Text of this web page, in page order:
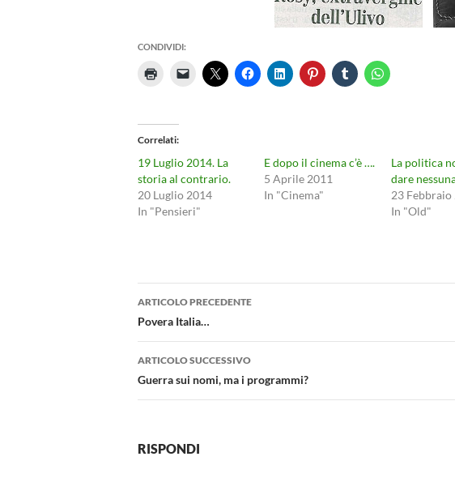
CONDIVIDI:
Correlati
19 Luglio 2014. La
storia al contrario.
20 Luglio 2014
In "Pensieri"
E dopo il cinema c’è ….
5 Aprile 2011
In "Cinema"
La politica
dare
23 Febbraio
In "Old"
Navigazione
articolo
ARTICOLO PRECEDENTE
Povera Italia…
ARTICOLO SUCCESSIVO
Guerra sui nomi, ma i programmi?
RISPONDI